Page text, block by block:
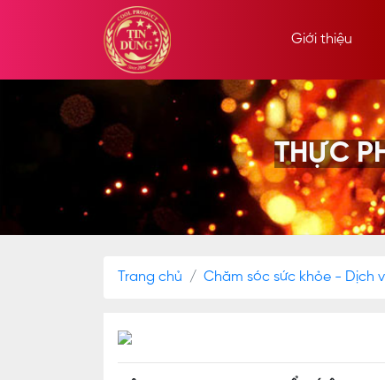
Giới thiệu
THỰC
Trang chủ Chăm sóc sức khỏe - Dịch